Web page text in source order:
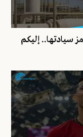
سيادتها.. إليكم